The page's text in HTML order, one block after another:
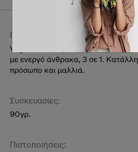
Περιγραφή:
Vegan αναζωογονητικό
με ενεργό άνθρακα, 3 σε 1.
πρόσωπο και μαλλιά.
Συσκευασίες:
90γρ.
Πιστοποιήσεις: